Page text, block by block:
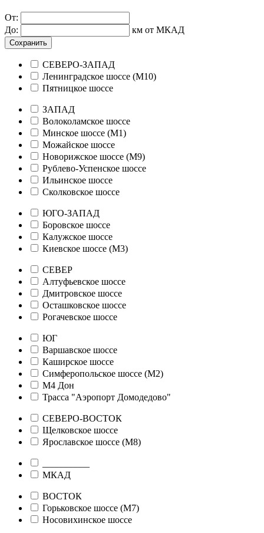
От:
До:
км от МКАД
Сохранить
СЕВЕРО-ЗАПАД
Ленинградское шоссе (М10)
Пятницкое шоссе
ЗАПАД
Волоколамское шоссе
Минское шоссе (М1)
Можайское шоссе
Новорижское шоссе (М9)
Рублево-Успенское шоссе
Ильинское шоссе
Сколковское шоссе
ЮГО-ЗАПАД
Боровское шоссе
Калужское шоссе
Киевское шоссе (М3)
СЕВЕР
Алтуфьевское шоссе
Дмитровское шоссе
Осташковское шоссе
Рогачевское шоссе
ЮГ
Варшавское шоссе
Каширское шоссе
Симферопольское шоссе (М2)
М4 Дон
Трасса "Аэропорт Домодедово"
СЕВЕРО-ВОСТОК
Щелковское шоссе
Ярославское шоссе (М8)
МКАД
ВОСТОК
Горьковское шоссе (М7)
Носовихинское шоссе